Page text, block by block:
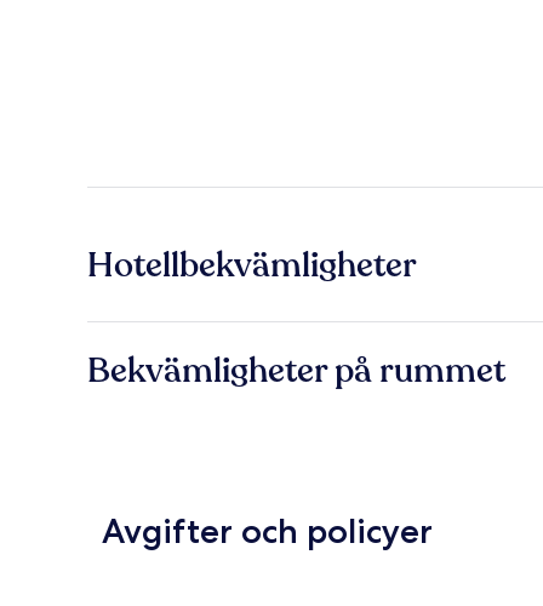
Hotellbekvämligheter
Bekvämligheter på rummet
Avgifter och policyer